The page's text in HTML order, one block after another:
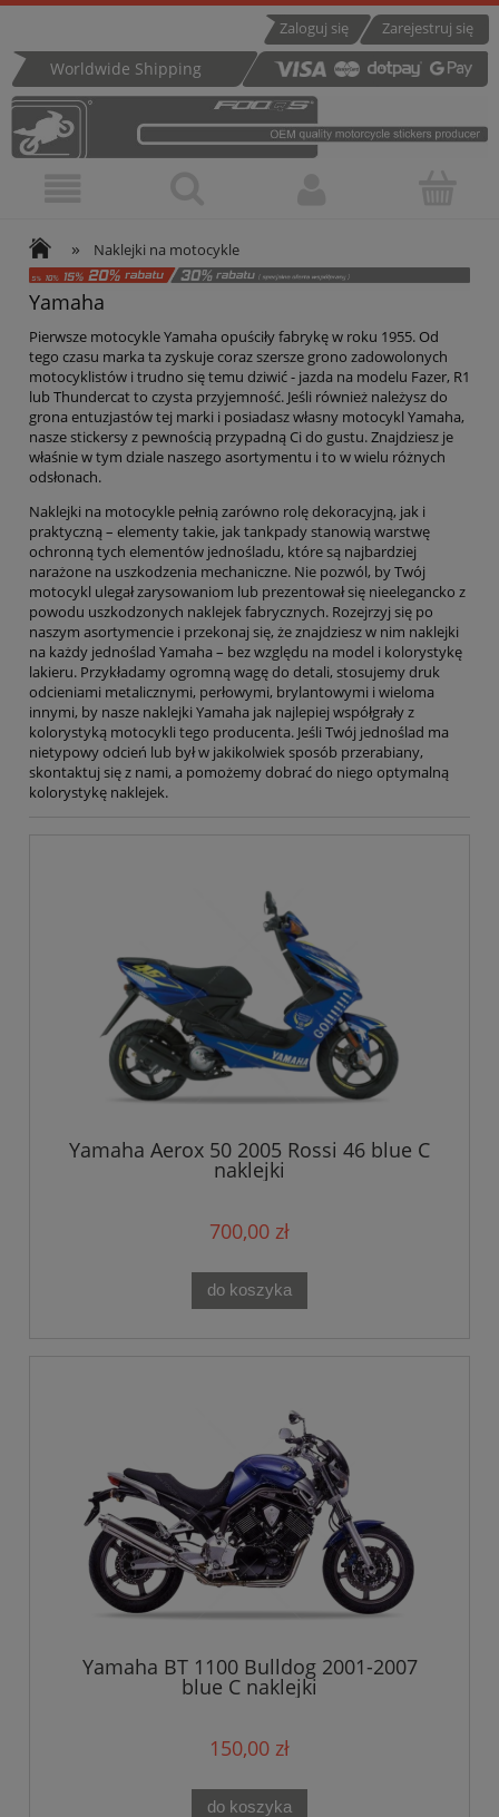
Zarejestruj się
Zaloguj się
Worldwide Shipping
» Naklejki na motocykle
Yamaha
Pierwsze motocykle Yamaha opuściły fabrykę w roku 1955. Od
tego czasu marka ta zyskuje coraz szersze grono zadowolonych
motocyklistów i trudno się temu dziwić - jazda na modelu Fazer, R1
lub Thundercat to czysta przyjemność. Jeśli również należysz do
grona entuzjastów tej marki i posiadasz własny motocykl Yamaha,
nasze stickersy z pewnością przypadną Ci do gustu. Znajdziesz je
właśnie w tym dziale naszego asortymentu i to w wielu różnych
odsłonach.
Naklejki na motocykle pełnią zarówno rolę dekoracyjną, jak i
praktyczną – elementy takie, jak tankpady stanowią warstwę
ochronną tych elementów jednośladu, które są najbardziej
narażone na uszkodzenia mechaniczne. Nie pozwól, by Twój
motocykl ulegał zarysowaniom lub prezentował się nieelegancko z
powodu uszkodzonych naklejek fabrycznych. Rozejrzyj się po
naszym asortymencie i przekonaj się, że znajdziesz w nim naklejki
na każdy jednoślad Yamaha – bez względu na model i kolorystykę
lakieru. Przykładamy ogromną wagę do detali, stosujemy druk
odcieniami metalicznymi, perłowymi, brylantowymi i wieloma
innymi, by nasze naklejki Yamaha jak najlepiej współgrały z
kolorystyką motocykli tego producenta. Jeśli Twój jednoślad ma
nietypowy odcień lub był w jakikolwiek sposób przerabiany,
skontaktuj się z nami, a pomożemy dobrać do niego optymalną
kolorystykę naklejek.
Yamaha Aerox 50 2005 Rossi 46 blue C
naklejki
700,00 zł
do koszyka
Yamaha BT 1100 Bulldog 2001-2007
blue C naklejki
150,00 zł
do koszyka